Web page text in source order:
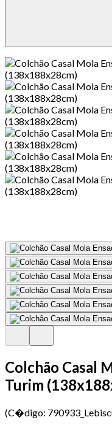
Colchão Casal
Turim
(C�digo: